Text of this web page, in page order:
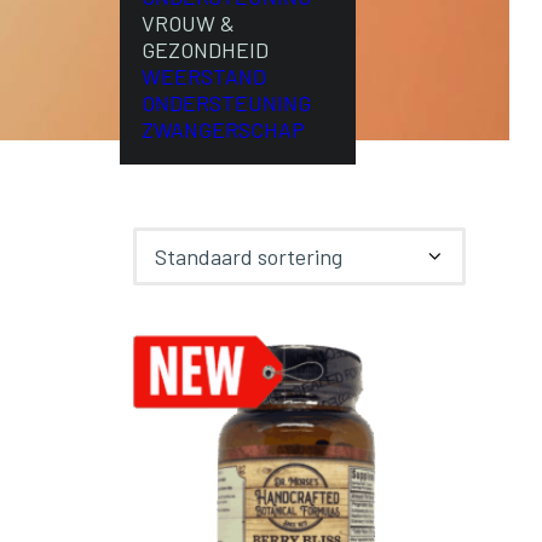
VROUW &
GEZONDHEID
WEERSTAND
ONDERSTEUNING
ZWANGERSCHAP